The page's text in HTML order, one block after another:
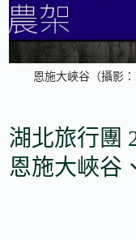
恩施大峽谷（攝影：
湖北旅行團
恩施大峽谷